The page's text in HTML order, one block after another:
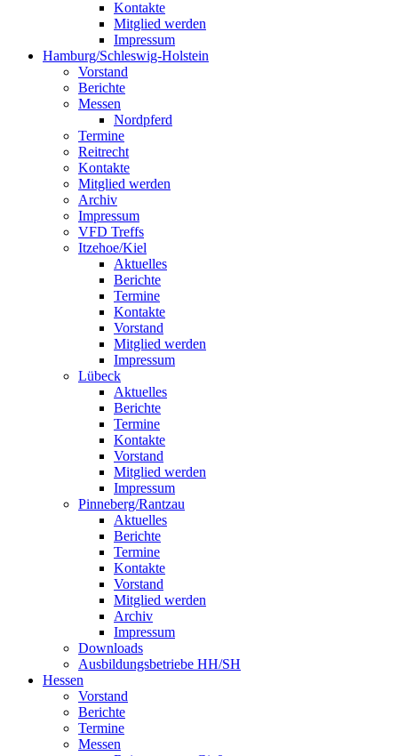
Kontakte
Mitglied werden
Impressum
Hamburg/Schleswig-Holstein
Vorstand
Berichte
Messen
Nordpferd
Termine
Reitrecht
Kontakte
Mitglied werden
Archiv
Impressum
VFD Treffs
Itzehoe/Kiel
Aktuelles
Berichte
Termine
Kontakte
Vorstand
Mitglied werden
Impressum
Lübeck
Aktuelles
Berichte
Termine
Kontakte
Vorstand
Mitglied werden
Impressum
Pinneberg/Rantzau
Aktuelles
Berichte
Termine
Kontakte
Vorstand
Mitglied werden
Archiv
Impressum
Downloads
Ausbildungsbetriebe HH/SH
Hessen
Vorstand
Berichte
Termine
Messen